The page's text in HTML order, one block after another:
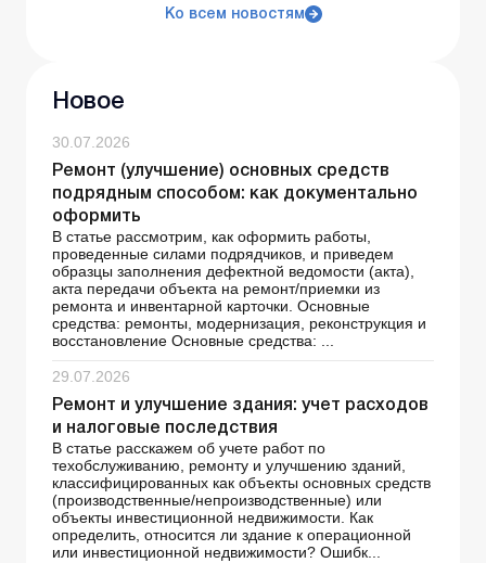
Ко всем новостям
Новое
30.07.2026
Ремонт (улучшение) основных средств
подрядным способом: как документально
оформить
В статье рассмотрим, как оформить работы,
проведенные силами подрядчиков, и приведем
образцы заполнения дефектной ведомости (акта),
акта передачи объекта на ремонт/приемки из
ремонта и инвентарной карточки. Основные
средства: ремонты, модернизация, реконструкция и
восстановление Основные средства: ...
29.07.2026
Ремонт и улучшение здания: учет расходов
и налоговые последствия
В статье расскажем об учете работ по
техобслуживанию, ремонту и улучшению зданий,
классифицированных как объекты основных средств
(производственные/непроизводственные) или
объекты инвестиционной недвижимости. Как
определить, относится ли здание к операционной
или инвестиционной недвижимости? Ошибк...